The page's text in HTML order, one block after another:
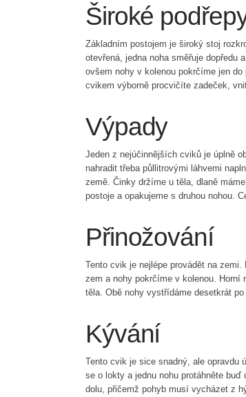
Široké
Základním postojem je široký stoj
otevřená, jedna noha směřuje dopředu
ovšem nohy v kolenou pokrčíme jen
cvikem výborně procvičíte zadeček,
Výpady
Jeden z nejúčinnějších cviků je úplně
nahradit třeba půllitrovými láhvemi
země. Činky držíme u těla, dlaně
postoje a opakujeme s druhou nohou.
Přinožování
Tento cvik je nejlépe provádět na
zem a nohy pokrčíme v kolenou. Horní
těla. Obě nohy vystřídáme desetkrát
Kývání
Tento cvik je sice snadný, ale opravdu
se o lokty a jednu nohu protáhněte
dolu, přičemž pohyb musí vycházet z